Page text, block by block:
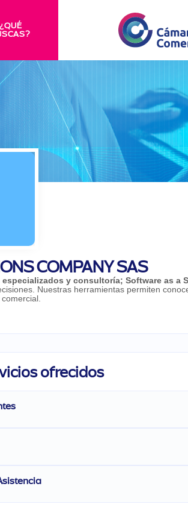
¿QUÉ
COMPANY SAS
especializados y consultoría;Software as a
Nuestras herramientas permiten
ofrecidos